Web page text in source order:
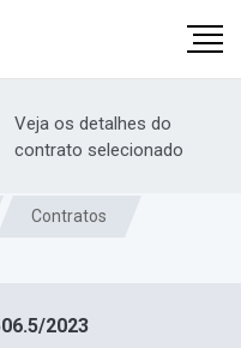
Veja os detalhes do
contrato selecionado
Contratos
2023